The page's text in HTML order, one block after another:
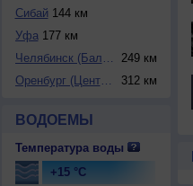
Сибай 144 км
Уфа177 км
Челябинск (Баланд...
249 км
Оренбург (Централ...
312 км
ВОДОЕМЫ
Температура воды
+15 °C